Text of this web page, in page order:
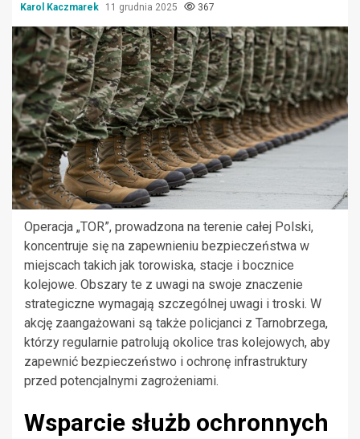
Karol Kaczmarek 11 grudnia 2025 367
Operacja „TOR”, prowadzona na terenie całej Polski,
koncentruje się na zapewnieniu bezpieczeństwa w
miejscach takich jak torowiska, stacje i bocznice
kolejowe. Obszary te z uwagi na swoje znaczenie
strategiczne wymagają szczególnej uwagi i troski. W
akcję zaangażowani są także policjanci z Tarnobrzega,
którzy regularnie patrolują okolice tras kolejowych, aby
zapewnić bezpieczeństwo i ochronę infrastruktury
przed potencjalnymi zagrożeniami.
Wsparcie służb ochronnych